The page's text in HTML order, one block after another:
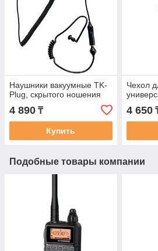
Наушники вакуумные TK-
Plug, скрытого ношения
4 890 ₸
Купить
Чехол
4 650
Подобные товары компании